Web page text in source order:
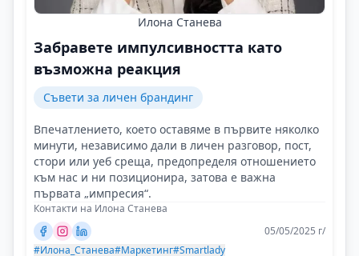
Илона Станева
Забравете импулсивността като
възможна реакция
Съвети за личен брандинг
Впечатлението, което оставяме в първите няколко
минути, независимо дали в личен разговор, пост,
стори или уеб среща, предопределя отношението
към нас и ни позиционира, затова е важна
първата „импресия“.
Контакти на Илона Станева
05/05/2025 г/
#Илона_Станева#Маркетинг#Smartlady